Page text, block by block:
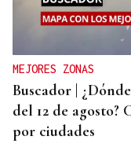
MEJORES ZONAS
Buscador |
del 12 de
por ciudades